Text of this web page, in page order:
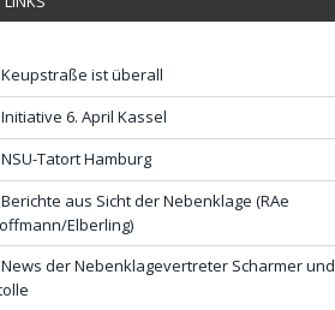
Keupstraße ist überall
Initiative 6. April Kassel
NSU-Tatort Hamburg
Berichte aus Sicht der Nebenklage (RAe
Elberling)
News der Nebenklagevertreter Scharmer und